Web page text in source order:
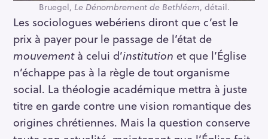
Bruegel, Le Dénombrement de Bethléem, détail.
Les sociologues webériens diront que c’est le
prix à payer pour le passage de l’état de
mouvementà celui d’institution et que l’Église
n’échappe pas à la règle de tout organisme
social. La théologie académique mettra à juste
titre en garde contre une vision romantique des
origines chrétiennes. Mais la question conserve
S
r